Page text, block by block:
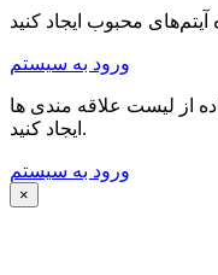
ورود به سیستم
از لیست علاقه مندی ها
ایجاد کنید.
ورود به سیستم
×